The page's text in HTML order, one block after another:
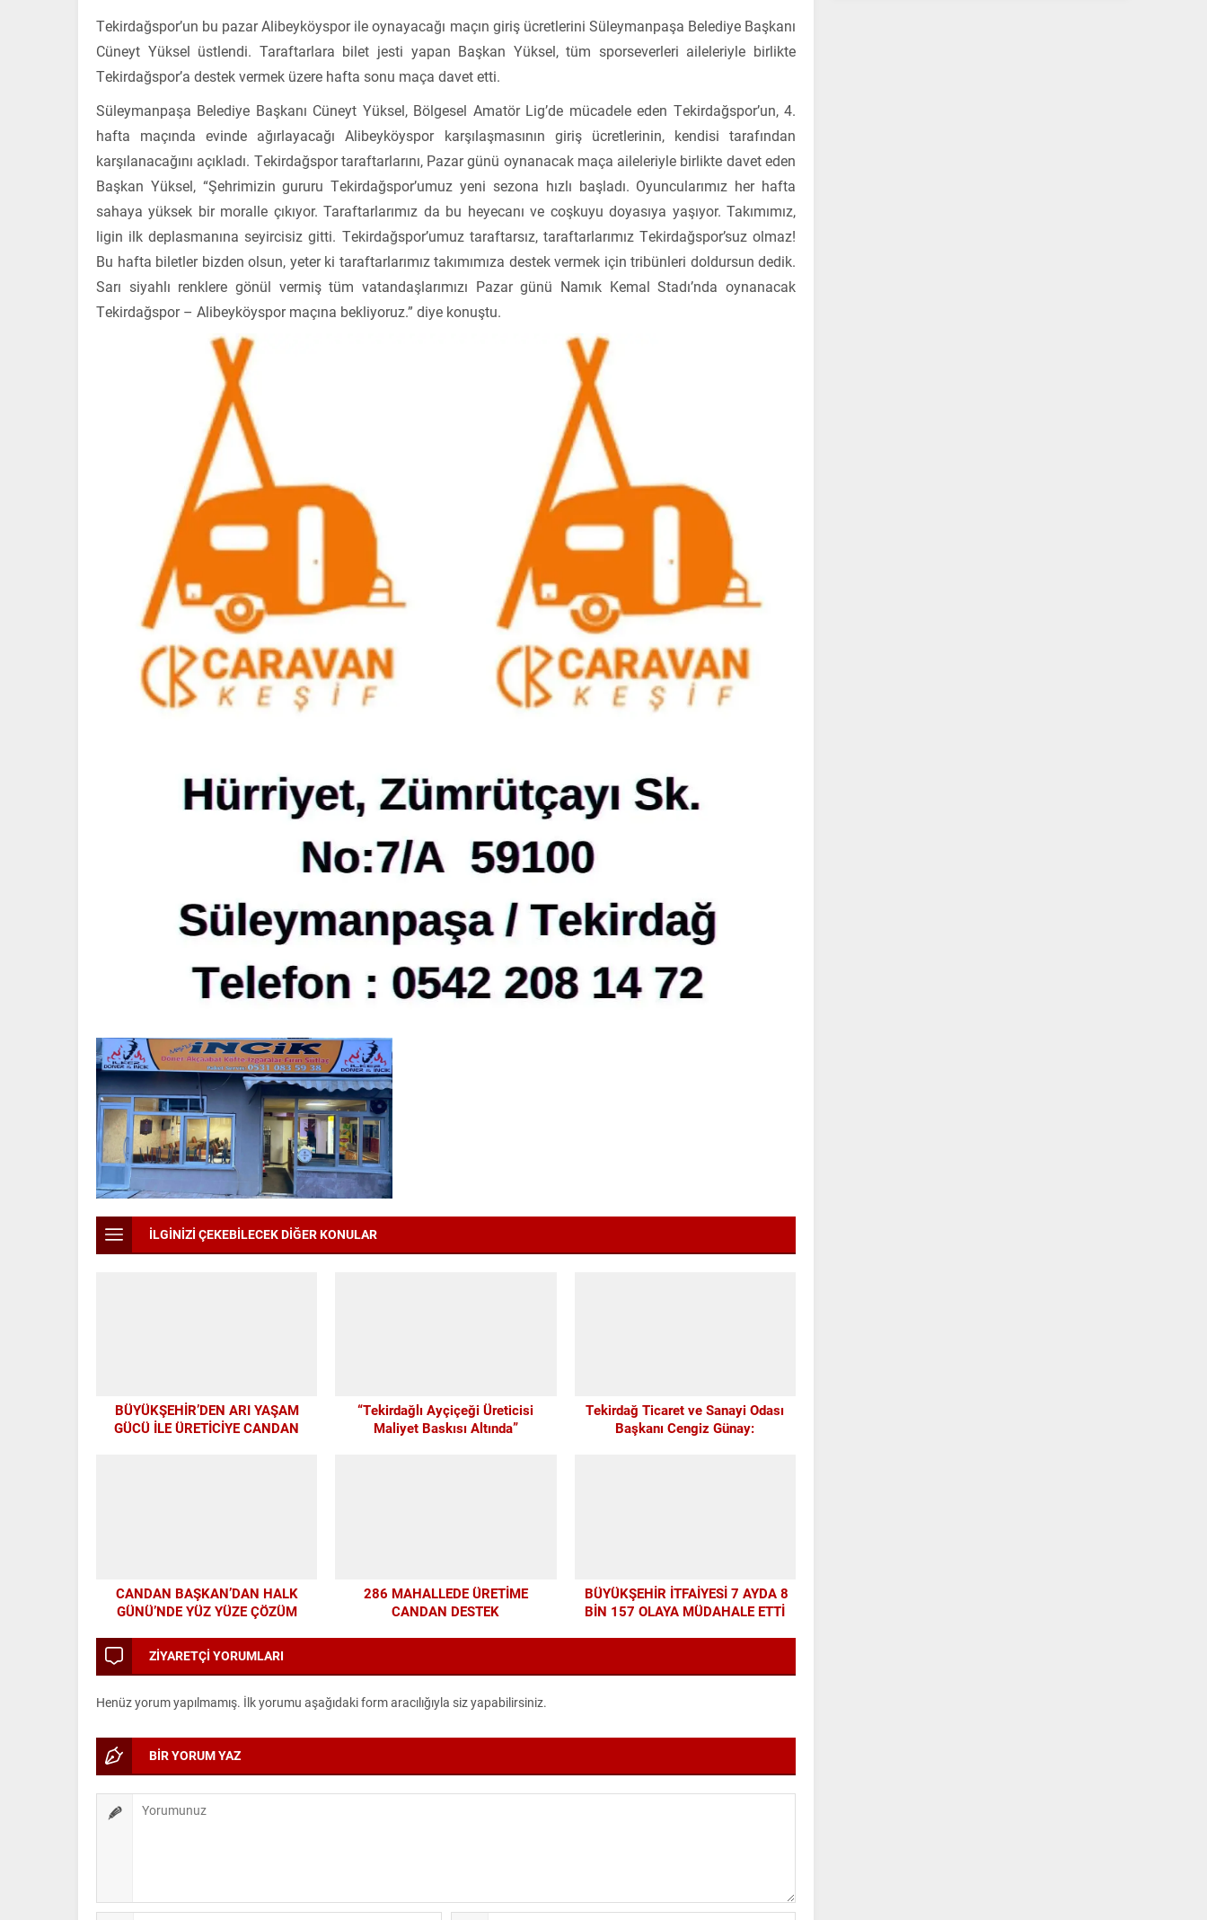
Tekirdağspor’un bu pazar Alibeyköyspor ile oynayacağı maçın giriş ücretlerini Süleymanpaşa Belediye Başkanı
Cüneyt Yüksel üstlendi. Taraftarlara bilet jesti yapan Başkan Yüksel, tüm sporseverleri aileleriyle birlikte
Tekirdağspor’a destek vermek üzere hafta sonu maça davet etti.
Süleymanpaşa Belediye Başkanı Cüneyt Yüksel, Bölgesel Amatör Lig’de mücadele eden Tekirdağspor’un, 4.
hafta maçında evinde ağırlayacağı Alibeyköyspor karşılaşmasının giriş ücretlerinin, kendisi tarafından
karşılanacağını açıkladı. Tekirdağspor taraftarlarını, Pazar günü oynanacak maça aileleriyle birlikte davet eden
Başkan Yüksel, “Şehrimizin gururu Tekirdağspor’umuz yeni sezona hızlı başladı. Oyuncularımız her hafta
sahaya yüksek bir moralle çıkıyor. Taraftarlarımız da bu heyecanı ve coşkuyu doyasıya yaşıyor. Takımımız,
ligin ilk deplasmanına seyircisiz gitti. Tekirdağspor’umuz taraftarsız, taraftarlarımız Tekirdağspor’suz olmaz!
Bu hafta biletler bizden olsun, yeter ki taraftarlarımız takımımıza destek vermek için tribünleri doldursun dedik.
Sarı siyahlı renklere gönül vermiş tüm vatandaşlarımızı Pazar günü Namık Kemal Stadı’nda oynanacak
Tekirdağspor – Alibeyköyspor maçına bekliyoruz.” diye konuştu.
İLGİNİZİ ÇEKEBİLECEK DİĞER KONULAR
BÜYÜKŞEHİR’DEN ARI YAŞAM
GÜCÜ İLE ÜRETİCİYE CANDAN
“Tekirdağlı Ayçiçeği Üreticisi
Maliyet Baskısı Altında”
Tekirdağ Ticaret ve Sanayi Odası
Başkanı Cengiz Günay:
CANDAN BAŞKAN’DAN HALK
GÜNÜ’NDE YÜZ YÜZE ÇÖZÜM
286 MAHALLEDE ÜRETİME
CANDAN DESTEK
BÜYÜKŞEHİR İTFAİYESİ 7 AYDA 8
BİN 157 OLAYA MÜDAHALE ETTİ
ZİYARETÇİ YORUMLARI
Henüz yorum yapılmamış. İlk yorumu aşağıdaki form aracılığıyla siz yapabilirsiniz.
BİR YORUM YAZ